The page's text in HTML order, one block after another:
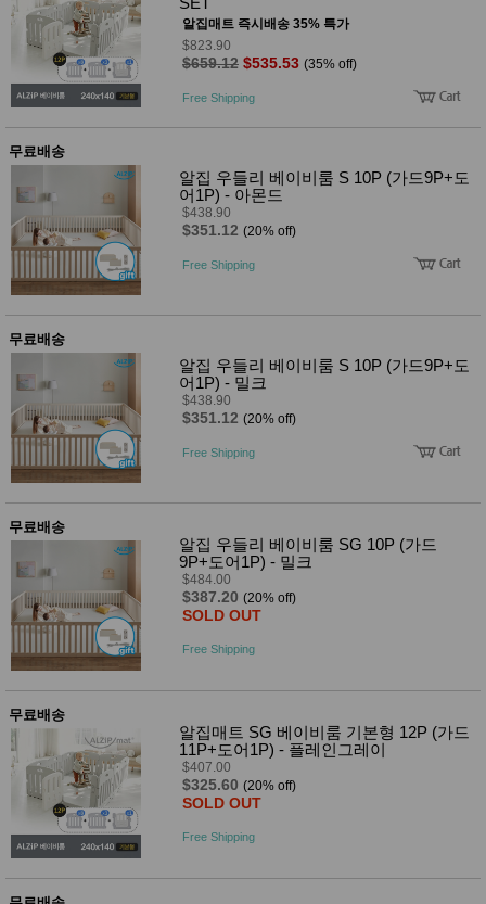
알집매트 즉시배송 35% 특가
$823.90
$659.12 $535.53 (35% off)
Free Shipping
무료배송
알집 우들리 베이비룸 S 10P (가드9P+도
어1P) - 아몬드
$438.90
$351.12 (20% off)
Free Shipping
무료배송
알집 우들리 베이비룸 S 10P (가드9P+도
어1P) - 밀크
$438.90
$351.12 (20% off)
Free Shipping
무료배송
알집 우들리 베이비룸 SG 10P (가드
9P+도어1P) - 밀크
$484.00
$387.20 (20% off)
SOLD OUT
Free Shipping
무료배송
알집매트 SG 베이비룸 기본형 12P (가드
11P+도어1P) - 플레인그레이
$407.00
$325.60 (20% off)
SOLD OUT
Free Shipping